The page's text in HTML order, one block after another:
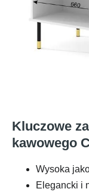
Kluczowe
kawowego
Wysoka
Elegancki i